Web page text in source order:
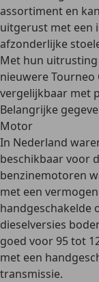
assortiment en
uitgerust met een
afzonderlijke
Met hun
nieuwere
vergelijkbaar met
Belangrijke
Motor
In Nederland
beschikbaar voor
benzinemotoren
met een
handgeschakelde
dieselversies
goed voor 95 tot
met een
transmissie.